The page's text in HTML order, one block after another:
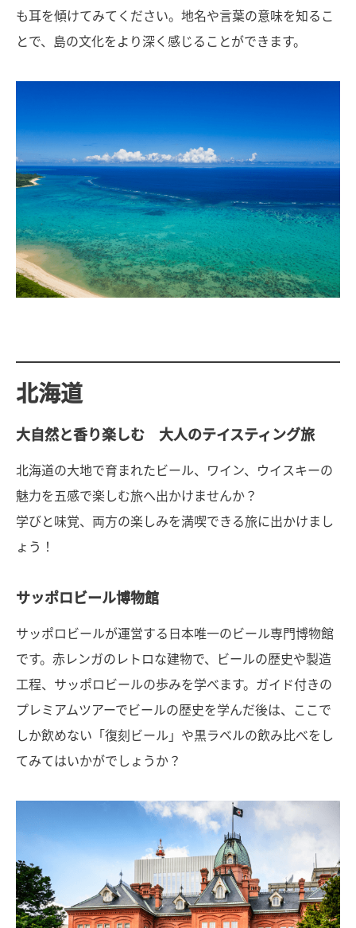
も耳を傾けてみてください。地名や言葉の意味を知るこ
とで、島の文化をより深く感じることができます。
北海道
大自然と香り楽しむ 大人のテイスティング旅
北海道の大地で育まれたビール、ワイン、ウイスキーの
魅力を五感で楽しむ旅へ出かけませんか？
学びと味覚、両方の楽しみを満喫できる旅に出かけまし
ょう！
サッポロビール博物館
サッポロビールが運営する日本唯一のビール専門博物館
です。赤レンガのレトロな建物で、ビールの歴史や製造
工程、サッポロビールの歩みを学べます。ガイド付きの
プレミアムツアーでビールの歴史を学んだ後は、ここで
しか飲めない「復刻ビール」や黒ラベルの飲み比べをし
てみてはいかがでしょうか？